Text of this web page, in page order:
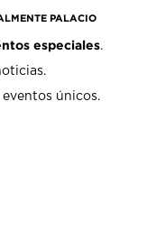
PALACIO
especiales.
eventos únicos.